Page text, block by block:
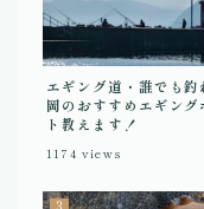
エギング道・誰でも釣
岡のおすすめエギング
ト教えます！
1174 views